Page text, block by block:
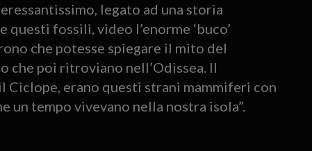
legato ad una storia
fossili, video l’enorme ‘buco’
che potesse spiegare il mito del
che poi ritroviano nell’Odissea. Il
erano questi strani mammiferi con
un tempo vivevano nella nostra isola”.